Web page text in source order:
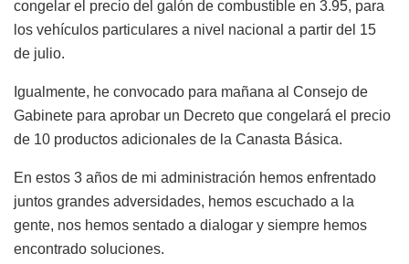
congelar el precio del galón de combustible en 3.95, para
los vehículos particulares a nivel nacional a partir del 15
de julio.
Igualmente, he convocado para mañana al Consejo de
Gabinete para aprobar un Decreto que congelará el precio
de 10 productos adicionales de la Canasta Básica.
En estos 3 años de mi administración hemos enfrentado
juntos grandes adversidades, hemos escuchado a la
gente, nos hemos sentado a dialogar y siempre hemos
encontrado soluciones.